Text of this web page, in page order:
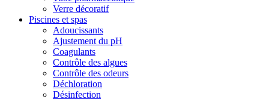
Verre décoratif
Piscines et spas
Adoucissants
Ajustement du pH
Coagulants
Contrôle des algues
Contrôle des odeurs
Déchloration
Désinfection